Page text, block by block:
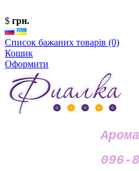
$ грн.
Список бажаних товарів (0)
Кошик
Оформити
096-